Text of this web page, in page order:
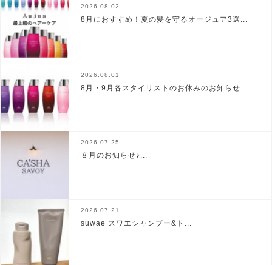
2026.08.02
8月におすすめ！夏の髪を守るオージュア3選...
2026.08.01
8月・9月各スタイリストのお休みのお知らせ...
2026.07.25
８月のお知らせ♪...
2026.07.21
suwae スワエシャンプー&ト...